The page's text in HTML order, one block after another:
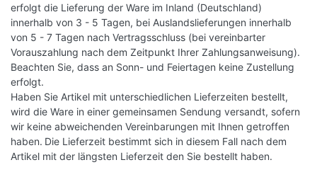
erfolgt die Lieferung der Ware im Inland (Deutschland)
innerhalb von 3 - 5 Tagen, bei Auslandslieferungen innerhalb
von 5 - 7 Tagen nach Vertragsschluss (bei vereinbarter
Vorauszahlung nach dem Zeitpunkt Ihrer Zahlungsanweisung).
Beachten Sie, dass an Sonn- und Feiertagen keine Zustellung
erfolgt.
Haben Sie Artikel mit unterschiedlichen Lieferzeiten bestellt,
wird die Ware in einer gemeinsamen Sendung versandt, sofern
wir keine abweichenden Vereinbarungen mit Ihnen getroffen
haben. Die Lieferzeit bestimmt sich in diesem Fall nach dem
Artikel mit der längsten Lieferzeit den Sie bestellt haben.